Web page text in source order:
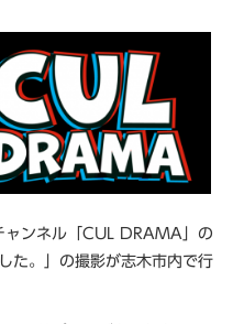
ンネル「CUL DRAMA」の
た。」の撮影が志木市内で行